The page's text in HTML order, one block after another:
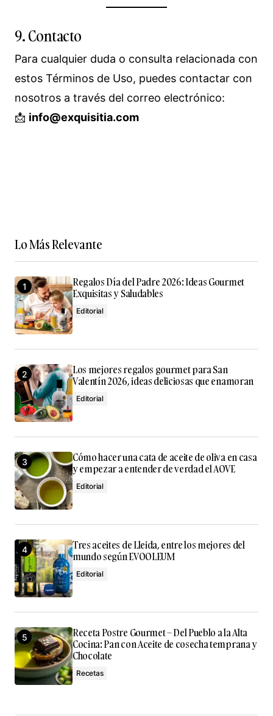
9. Contacto
Para cualquier duda o consulta relacionada con
estos Términos de Uso, puedes contactar con
nosotros a través del correo electrónico:
📩 info@exquisitia.com
Lo Más Relevante
Regalos Día del Padre 2026: Ideas Gourmet
Exquisitas y Saludables
Editorial
Los mejores regalos gourmet para San
Valentín 2026, ideas deliciosas que enamoran
Editorial
Cómo hacer una cata de aceite de oliva en casa
y empezar a entender de verdad el AOVE
Editorial
Tres aceites de Lleida, entre los mejores del
mundo según EVOOLEUM
Editorial
Receta Postre Gourmet – Del Pueblo a la Alta
Cocina: Pan con Aceite de cosecha temprana y
Chocolate
Recetas